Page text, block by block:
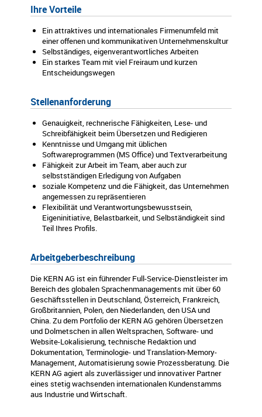
Ihre Vorteile
Ein attraktives und internationales Firmenumfeld mit
einer offenen und kommunikativen Unternehmenskultur
Selbständiges, eigenverantwortliches Arbeiten
Ein starkes Team mit viel Freiraum und kurzen
Entscheidungswegen
Stellenanforderung
Genauigkeit, rechnerische Fähigkeiten, Lese- und
Schreibfähigkeit beim Übersetzen und Redigieren
Kenntnisse und Umgang mit üblichen
Softwareprogrammen (MS Office) und Textverarbeitung
Fähigkeit zur Arbeit im Team, aber auch zur
selbstständigen Erledigung von Aufgaben
soziale Kompetenz und die Fähigkeit, das Unternehmen
angemessen zu repräsentieren
Flexibilität und Verantwortungsbewusstsein,
Eigeninitiative, Belastbarkeit, und Selbständigkeit sind
Teil Ihres Profils.
Arbeitgeberbeschreibung
Die KERN AG ist ein führender Full-Service-Dienstleister im
Bereich des globalen Sprachenmanagements mit über 60
Geschäftsstellen in Deutschland, Österreich, Frankreich,
Großbritannien, Polen, den Niederlanden, den USA und
China. Zu dem Portfolio der KERN AG gehören Übersetzen
und Dolmetschen in allen Weltsprachen, Software- und
Website-Lokalisierung, technische Redaktion und
Dokumentation, Terminologie- und Translation-Memory-
Management, Automatisierung sowie Prozessberatung. Die
KERN AG agiert als zuverlässiger und innovativer Partner
eines stetig wachsenden internationalen Kundenstamms
aus Industrie und Wirtschaft.